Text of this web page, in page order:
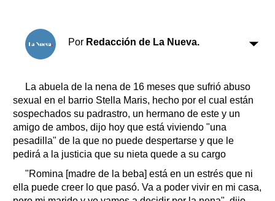
Es viral
Cartón Lleno
Fúnebres
Clasificados
Horóscopo
Suplementos
Servicios
Farmacias
Transportes
Por Redacción de La Nueva.
La abuela de la nena de 16 meses que sufrió abuso
sexual en el barrio Stella Maris, hecho por el cual están
sospechados su padrastro, un hermano de este y un
amigo de ambos, dijo hoy que está viviendo "una
pesadilla" de la que no puede despertarse y que le
pedirá a la justicia que su nieta quede a su cargo
"Romina [madre de la beba] está en un estrés que ni
ella puede creer lo que pasó. Va a poder vivir en mi casa,